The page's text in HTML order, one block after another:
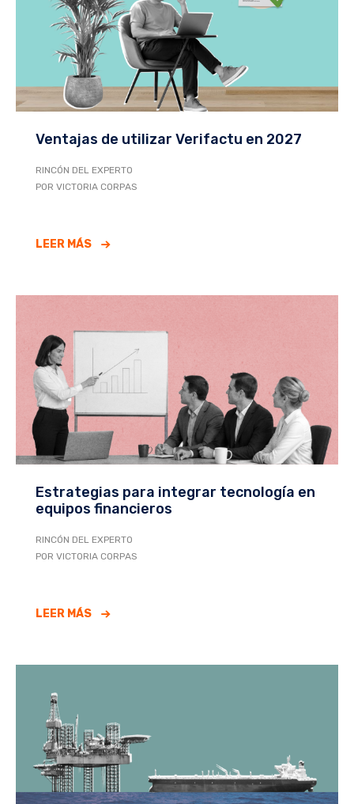
Ventajas de utilizar Verifactu en 2027
RINCÓN DEL EXPERTO
POR VICTORIA CORPAS
LEER MÁS
Estrategias para integrar tecnología en
equipos financieros
RINCÓN DEL EXPERTO
POR VICTORIA CORPAS
LEER MÁS